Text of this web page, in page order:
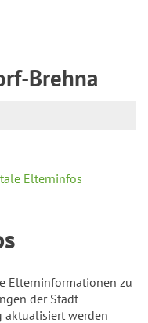
Brehna
Elterninfos
Elterninformationen zu
der Stadt
aktualisiert werden